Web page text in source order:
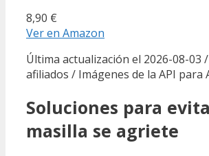
8,90 €
Ver en Amazon
Última actualización el 2026-08-03
afiliados / Imágenes de la API para
Soluciones para
masilla se agriete